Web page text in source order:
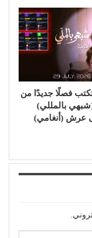
فصلًا جديدًا من
(شبهي بالمللي)
عرش (أنغامي)